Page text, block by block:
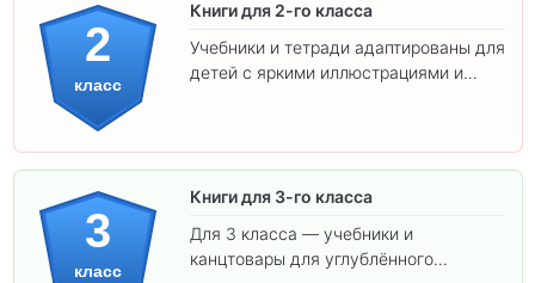
2
класс
Книги для 2-го класса
Учебники и тетради адаптированы для
детей с яркими иллюстрациями и
3
класс
Книги для 3-го класса
Для 3 класса — учебники и
канцтовары для углублённого